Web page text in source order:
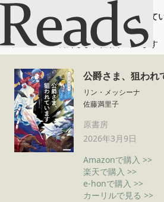
公爵さま、狙われて
ホーム 公爵さま、狙われています
公爵さま、狙われ
リン・メッシーナ
佐藤満里子
原書房
2026年3月9日
Amazonで購入 >>
楽天で購入 >>
e-honで購入 >>
カーリルで見る >>